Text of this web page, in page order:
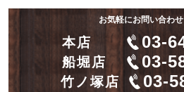
お気軽にお問い合わ
本店 03-
船堀店 03-
竹ノ塚店 03-